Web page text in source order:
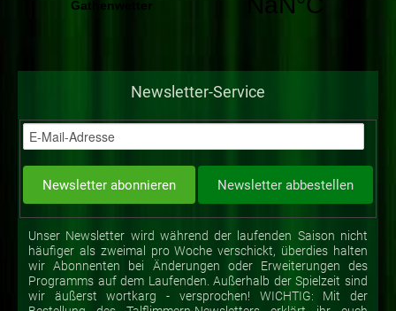
Newsletter-Service
Unser Newsletter wird während der laufenden Saison nicht
häufiger als zweimal pro Woche verschickt, überdies halten
wir Abonnenten bei Änderungen oder Erweiterungen des
Programms auf dem Laufenden. Außerhalb der Spielzeit sind
wir äußerst wortkarg - versprochen! WICHTIG: Mit der